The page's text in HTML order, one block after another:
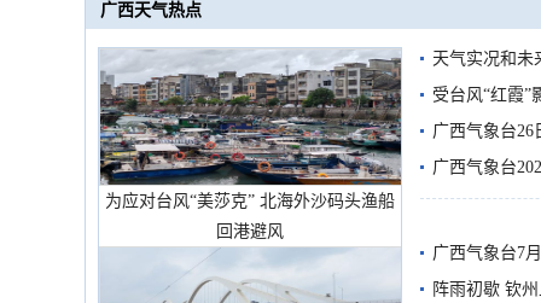
广西天气热点
为应对台风“美莎克” 北海外沙码头渔船
回港避风
天气实况和未
受台风“红霞”
有较强降雨
广西气象台26
广西气象台
预警
广西气象台7
阵雨初歇 钦